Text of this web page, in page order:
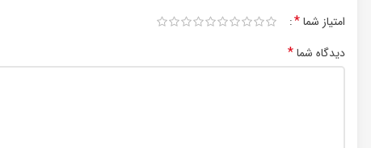
امتیاز شما*
دیدگاه شما*